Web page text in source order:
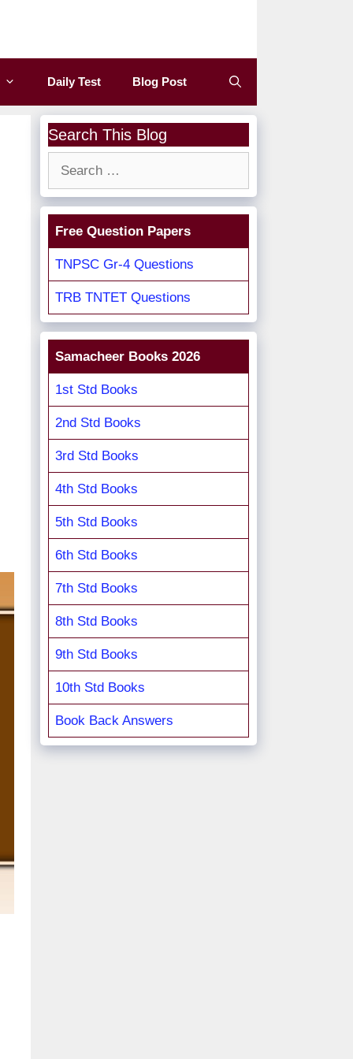
Daily Test Blog Post
Search This Blog
Free Question Papers
TNPSC Gr-4 Questions
TRB TNTET Questions
Samacheer Books 2026
1st Std Books
2nd Std Books
3rd Std Books
4th Std Books
5th Std Books
6th Std Books
7th Std Books
8th Std Books
9th Std Books
10th Std Books
Book Back Answers